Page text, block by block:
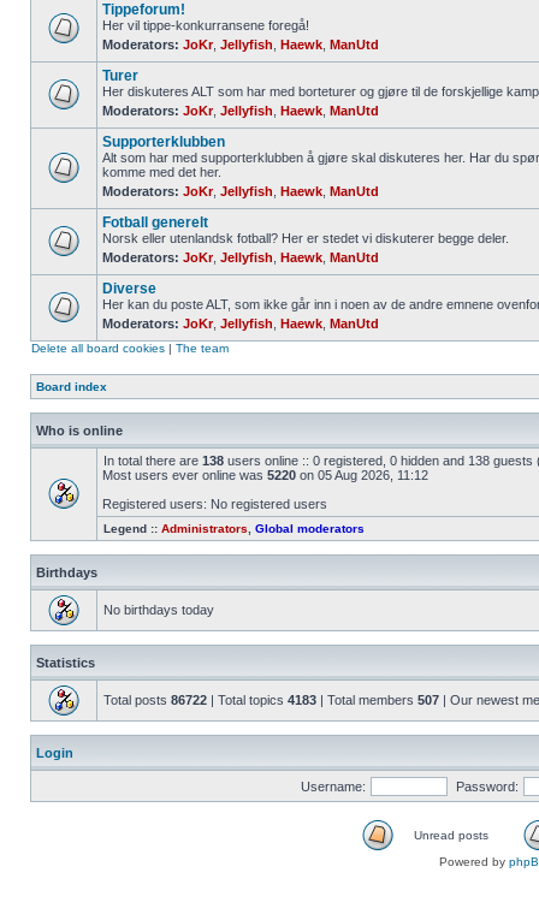
Tippeforum!
Her vil tippe-konkurransene foregå!
Moderators: JoKr, Jellyfish Haewk ManUtd
Turer
Her diskuteres ALT som har med borteturer og gjøre til de forskjellige
Moderators: JoKr, Jellyfish Haewk ManUtd
Supporterklubben
Alt som har med supporterklubben å gjøre skal diskuteres her. Har du
komme med det her.
Moderators: JoKr, Jellyfish Haewk ManUtd
Fotball generelt
Norsk eller utenlandsk fotball? Her er stedet vi diskuterer begge deler.
Moderators: JoKr, Jellyfish Haewk ManUtd
Diverse
Her kan du poste ALT, som ikke går inn i noen av de andre emnene
Moderators: JoKr, Jellyfish Haewk ManUtd
Delete all board cookies | The team
Board index
Who is online
In total there are 138 users online :: 0 registered, 0 hidden and 138
Most users ever online was 5220 on 05 Aug 2026, 11:12
Registered users: No registered users
Legend :: Administrators Global moderators
Birthdays
No birthdays today
Statistics
Total posts 86722 | Total topics 4183 | Total members 507 | Our newest
Login
Username: Password:
Unread posts
Powered by